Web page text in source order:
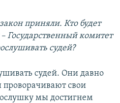
приняли. Кто будет
Государственный комитет
судей?
судей. Они давно
проворачивают свои
мы достигнем